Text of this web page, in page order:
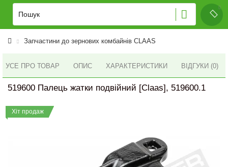
Запчастини до зернових комбайнів CLAAS
УСЕ ПРО ТОВАР ОПИС ХАРАКТЕРИСТИКИ ВІДГУКИ (0)
519600 Палець жатки подвійний [Claas], 519600.1
Хіт продаж